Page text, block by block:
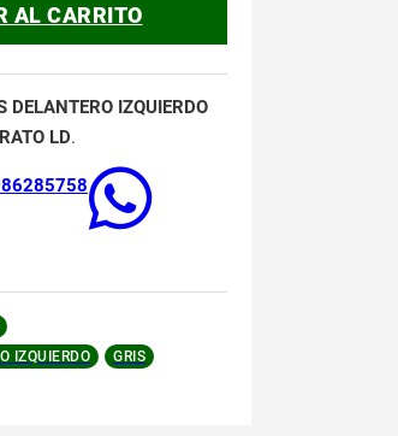
AL CARRITO
DELANTERO IZQUIERDO
LD.
IZQUIERDO
GRIS